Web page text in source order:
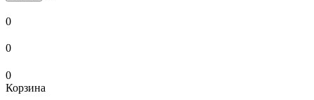
0
0
0
Корзина